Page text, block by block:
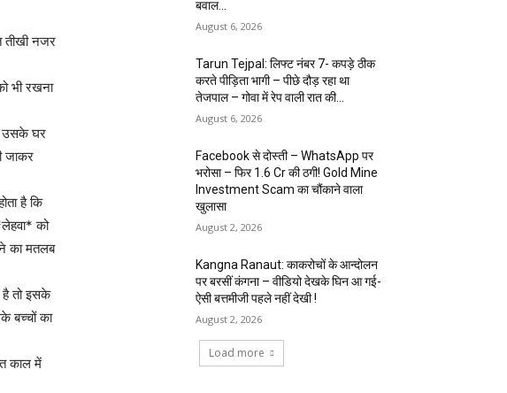
नजर
भी रखना
उसके घर
जाकर
है कि
को
का मतलब
तो इसके
बच्चों का
काल में
बवाल...
August 6, 2026
Tarun Tejpal: लिफ्ट नंबर 7- कपड़े ठीक
करते पीड़िता भागी – पीछे दौड़ रहा था
तेजपाल – गोवा में रेप वाली रात की...
August 6, 2026
Facebook से दोस्ती – WhatsApp पर
भरोसा – फिर 1.6 Cr की ठगी! Gold Mine
Investment Scam का चौंकाने वाला
खुलासा
August 2, 2026
Kangna Ranaut: काकरोचों के आन्दोलन
पर बरसीं कंगना – वीडियो देखके घिन आ गई-
ऐसी बत्तमीजी पहले नहीं देखी !
August 2, 2026
Load more